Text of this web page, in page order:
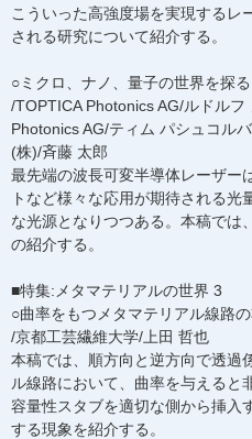
こういった高強度場を実現するレ
される研究について紹介する。
○ミクロ、ナノ、量子の世界を探る
/TOPTICA Photonics AG/ルドル
Photonics AG/ティム パシュコル
(株)/斉藤 太郎
最先端の波長可変半導体レーザー
トなど様々な応用が期待される
な光源となりつつある。本稿では
の紹介する。
■特集:メタマテリアルの世界 3
○曲率をもつメタマテリアル線路
/京都工芸繊維大学/上田 哲也
本稿では、順方向と逆方向で透過
ル線路において、曲率を与えると
容量性スタブを適切な側から挿入
する現象を紹介する。